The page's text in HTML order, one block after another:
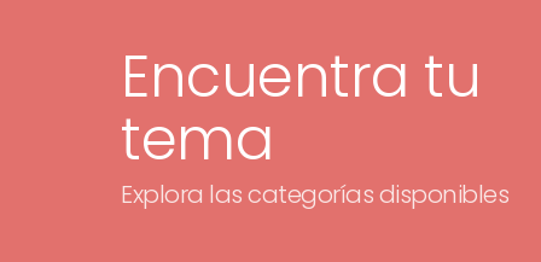
Encuentra tu
tema
Explora las categorías disponibles